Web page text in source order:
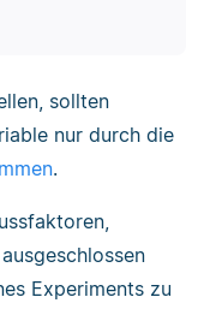
sollten
nur durch die
.
Experiments zu